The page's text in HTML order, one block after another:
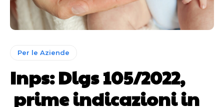
Per le Aziende
Inps: Dlgs 105/2022,
prime indicazioni in